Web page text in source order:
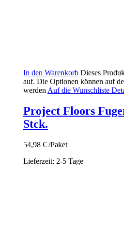
In den Warenkorb Dieses
auf. Die Optionen können auf
werden Auf die Wunschliste
Project Floors
Stck.
54,98 € /Paket
Lieferzeit: 2-5 Tage